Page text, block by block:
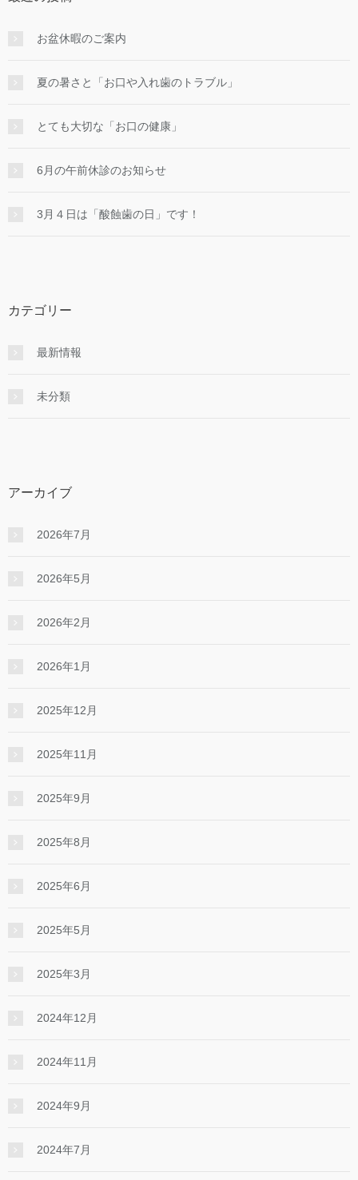
お盆休暇のご案内
夏の暑さと「お口や入れ歯のトラブル」
とても大切な「お口の健康」
6月の午前休診のお知らせ
3月４日は「酸蝕歯の日」です！
カテゴリー
最新情報
未分類
アーカイブ
2026年7月
2026年5月
2026年2月
2026年1月
2025年12月
2025年11月
2025年9月
2025年8月
2025年6月
2025年5月
2025年3月
2024年12月
2024年11月
2024年9月
2024年7月